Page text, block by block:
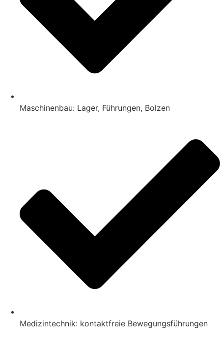
Maschinenbau: Lager, Führungen, Bolzen
Medizintechnik: kontaktfreie Bewegungsführungen